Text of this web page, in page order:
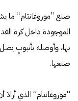
صنع “موروغانتام” ما
الموجودة داخل كرة
بها، وأوصله بأنبوبٍ
صنعها.
“موروغانتام” الذي